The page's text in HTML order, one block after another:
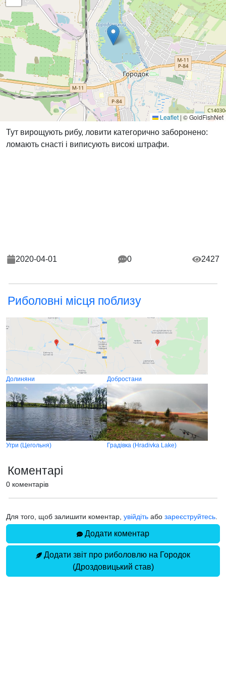
Leaflet | © GoldFishNet
Тут вирощують рибу, ловити категорично заборонено:
ломають снасті і виписують високі штрафи.
2020-04-01 0 2427
Риболовні місця поблизу
Долиняни Добростани
Угри (Цегольня) Градівка (Hradivka Lake)
Коментарі
0 коментарів
Для того, щоб залишити коментар, увійдіть або зареєструйтесь
Додати коментар
Додати звіт про риболовлю на Городок
(Дроздовицький став)